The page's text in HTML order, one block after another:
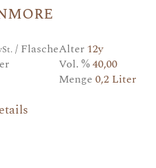
/ FlascheAlter 12y
Vol. %40,00
Menge 0,2 Liter